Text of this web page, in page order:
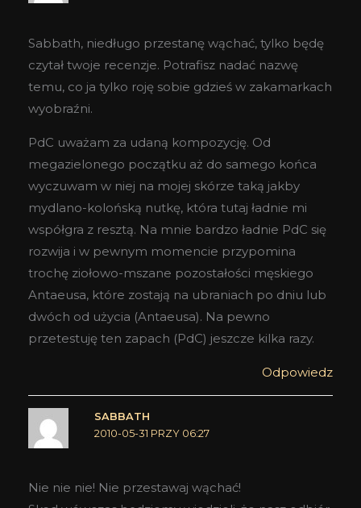
Sabbath, niedługo przestanę wąchać, tylko będę
czytał twoje recenzje. Potrafisz nadać nazwę
temu, co ja tylko roję sobie gdzieś w zakamarkach
wyobraźni.
PdC uważam za udaną kompozycję. Od
megazielonego początku aż do samego końca
wyczuwam w niej na mojej skórze taką jakby
mydlano-kolońską nutkę, która tutaj ładnie mi
współgra z resztą. Na mnie bardzo ładnie PdC się
rozwija i w pewnym momencie przypomina
trochę ziołowo-mszane pozostałości męskiego
Antaeusa, które zostają na ubraniach po dniu lub
dwóch od użycia (Antaeusa). Na pewno
przetestuję ten zapach (PdC) jeszcze kilka razy.
Odpowiedz
SABBATH
2010-05-31 PRZY 06:27
Nie nie nie! Nie przestawaj wąchać!